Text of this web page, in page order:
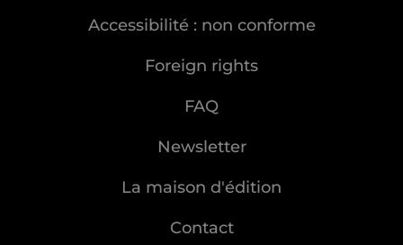
Accessibilité : non conforme
Foreign rights
FAQ
Newsletter
La maison d'édition
Contact